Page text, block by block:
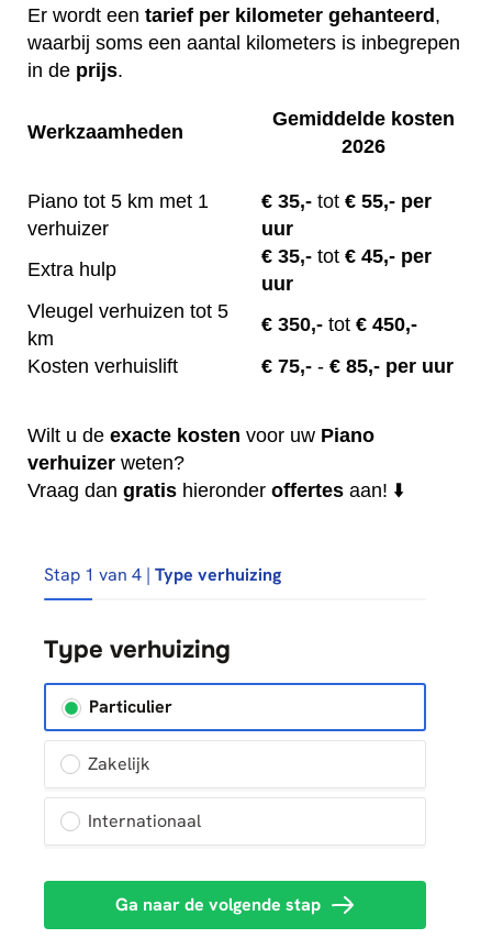
Er wordt een tarief per kilometer gehanteerd ,
waarbij soms een aantal kilometers is inbegrepen
in de prijs.
Werkzaamheden
Gemiddelde kosten
2026
Piano tot 5 km met 1
verhuizer
€ 35,- tot € 55,- per
uur
Extra hulp
€ 35,- tot € 45,- per
uur
Vleugel verhuizen tot 5
km
€ 350,- tot € 450,-
Kosten verhuislift
€ 75,- - € 85,- per uur
Wilt u de exacte kosten voor uw Piano
verhuizer weten?
Vraag dan gratis hieronder offertes aan! ⬇️